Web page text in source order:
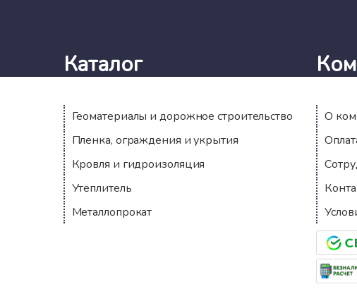
Каталог
Геоматериалы и дорожное строительство
Пленка, ограждения и укрытия
Кровля и гидроизоляция
Утеплитель
Металлопрокат
О